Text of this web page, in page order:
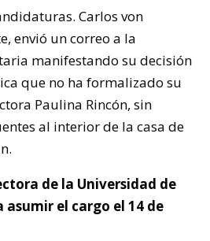
Carlos von
envió un correo a la
manifestando su decisión
que no ha formalizado su
Paulina Rincón, sin
al interior de la casa de
de la Universidad de
asumir el cargo el 14 de